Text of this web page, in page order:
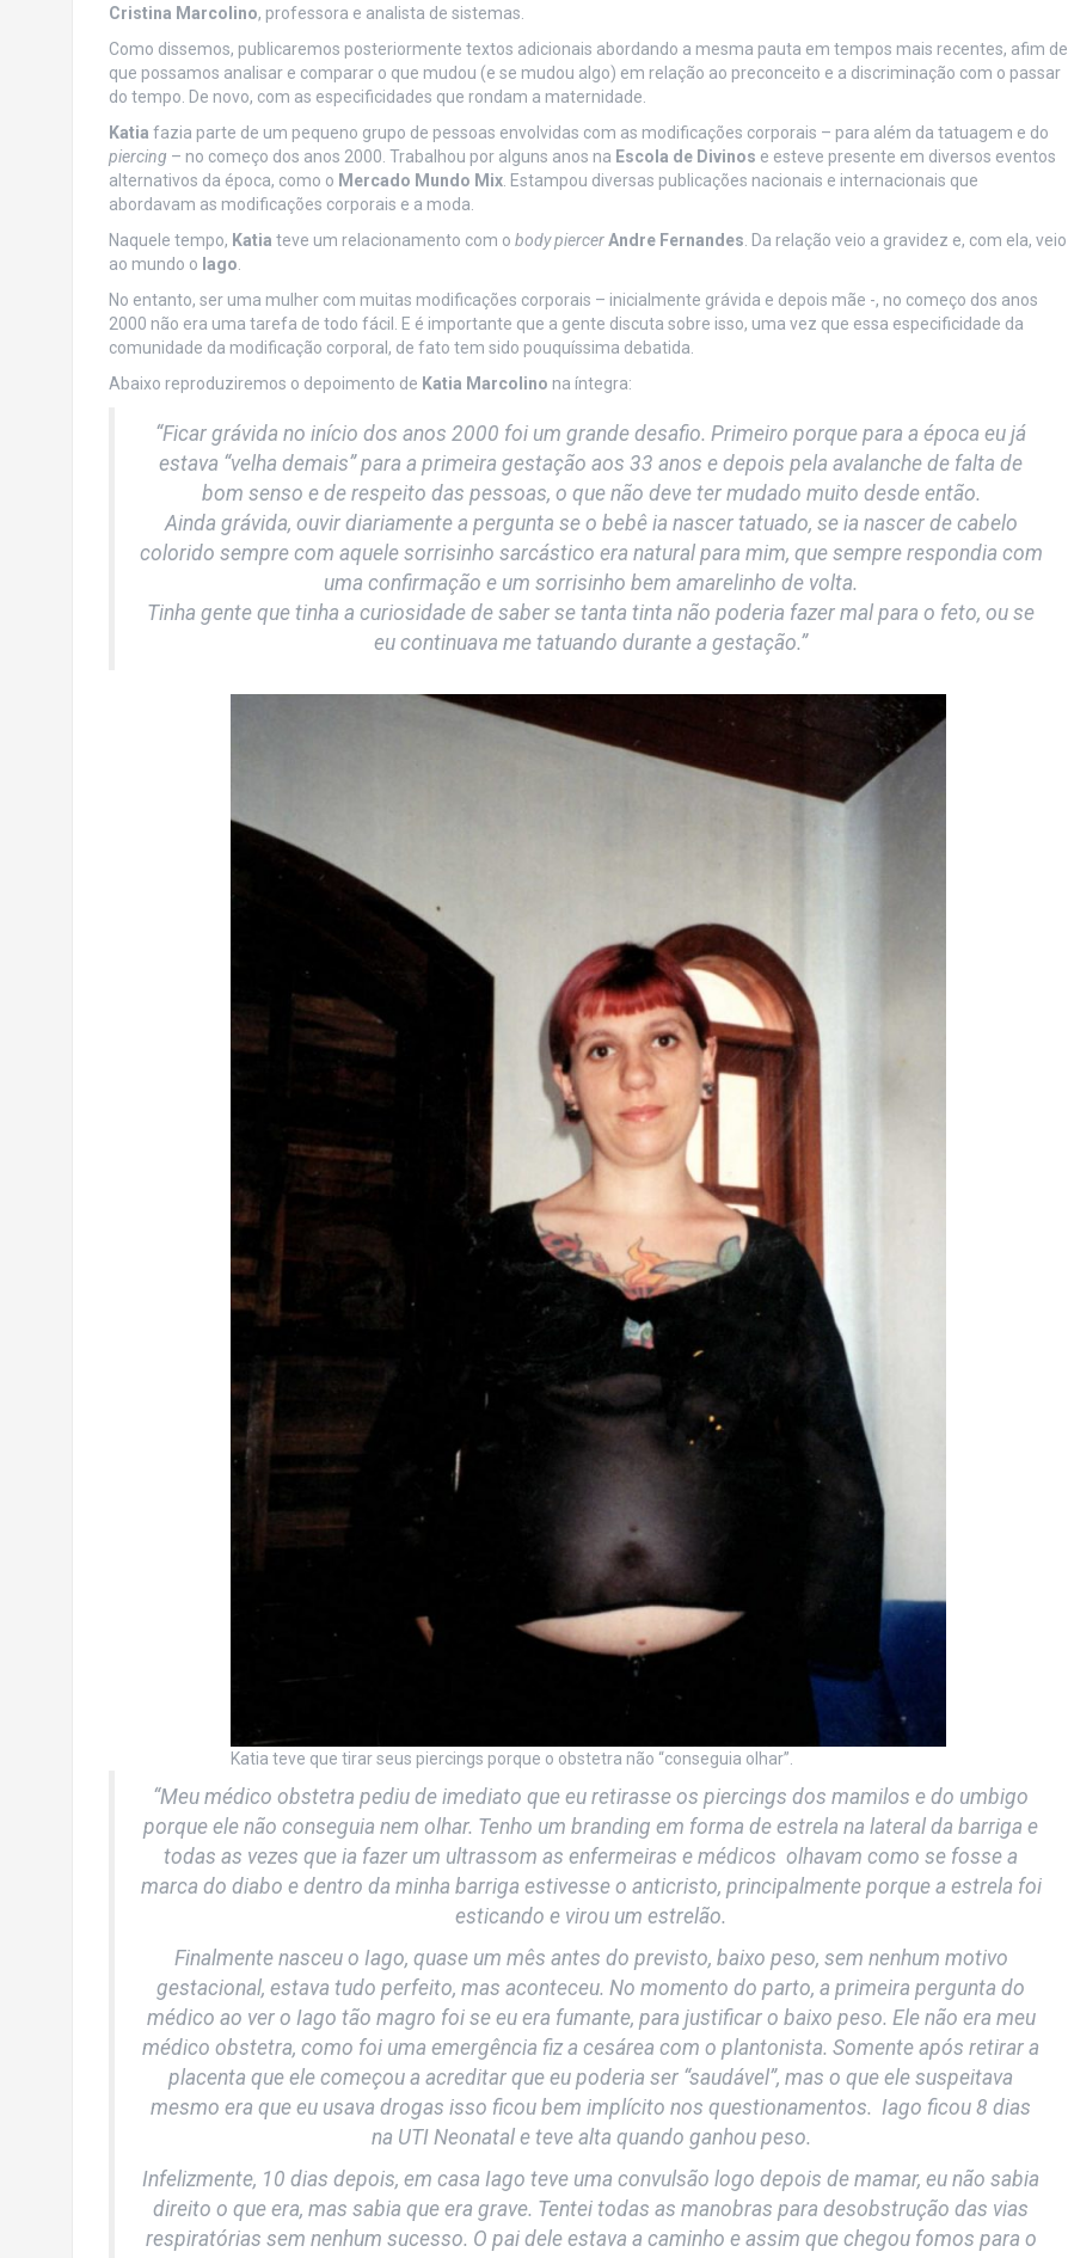
Cristina Marcolino, professora e analista de sistemas.
Como dissemos, publicaremos posteriormente textos adicionais abordando a mesma pauta em tempos mais recentes, afim de
que possamos analisar e comparar o que mudou (e se mudou algo) em relação ao preconceito e a discriminação com o passar
do tempo. De novo, com as especificidades que rondam a maternidade.
Katia fazia parte de um pequeno grupo de pessoas envolvidas com as modificações corporais – para além da tatuagem e do
piercing – no começo dos anos 2000. Trabalhou por alguns anos na Escola de Divinos e esteve presente em diversos eventos
alternativos da época, como o Mercado Mundo Mix. Estampou diversas publicações nacionais e internacionais que
abordavam as modificações corporais e a moda.
Naquele tempo, Katia teve um relacionamento com o body piercerAndre Fernandes . Da relação veio a gravidez e, com ela, veio
ao mundo o Iago
No entanto, ser uma mulher com muitas modificações corporais – inicialmente grávida e depois mãe -, no começo dos anos
2000 não era uma tarefa de todo fácil. E é importante que a gente discuta sobre isso, uma vez que essa especificidade da
comunidade da modificação corporal, de fato tem sido pouquíssima debatida.
Abaixo reproduziremos o depoimento de Katia Marcolino na íntegra:
“Ficar grávida no início dos anos 2000 foi um grande desafio. Primeiro porque para a época eu já
estava “velha demais” para a primeira gestação aos 33 anos e depois pela avalanche de falta de
bom senso e de respeito das pessoas, o que não deve ter mudado muito desde então.
Ainda grávida, ouvir diariamente a pergunta se o bebê ia nascer tatuado, se ia nascer de cabelo
colorido sempre com aquele sorrisinho sarcástico era natural para mim, que sempre respondia com
uma confirmação e um sorrisinho bem amarelinho de volta.
Tinha gente que tinha a curiosidade de saber se tanta tinta não poderia fazer mal para o feto, ou se
eu continuava me tatuando durante a gestação.”
Katia teve que tirar seus piercings porque o obstetra não “conseguia olhar”.
“Meu médico obstetra pediu de imediato que eu retirasse os piercings dos mamilos e do umbigo
porque ele não conseguia nem olhar. Tenho um branding em forma de estrela na lateral da barriga e
todas as vezes que ia fazer um ultrassom as enfermeiras e médicos olhavam como se fosse a
marca do diabo e dentro da minha barriga estivesse o anticristo, principalmente porque a estrela foi
esticando e virou um estrelão.
Finalmente nasceu o Iago, quase um mês antes do previsto, baixo peso, sem nenhum motivo
gestacional, estava tudo perfeito, mas aconteceu. No momento do parto, a primeira pergunta do
médico ao ver o Iago tão magro foi se eu era fumante, para justificar o baixo peso. Ele não era meu
médico obstetra, como foi uma emergência fiz a cesárea com o plantonista. Somente após retirar a
placenta que ele começou a acreditar que eu poderia ser “saudável”, mas o que ele suspeitava
mesmo era que eu usava drogas isso ficou bem implícito nos questionamentos. Iago ficou 8 dias
na UTI Neonatal e teve alta quando ganhou peso.
Infelizmente, 10 dias depois, em casa Iago teve uma convulsão logo depois de mamar, eu não sabia
direito o que era, mas sabia que era grave. Tentei todas as manobras para desobstrução das vias
respiratórias sem nenhum sucesso. O pai dele estava a caminho e assim que chegou fomos para o